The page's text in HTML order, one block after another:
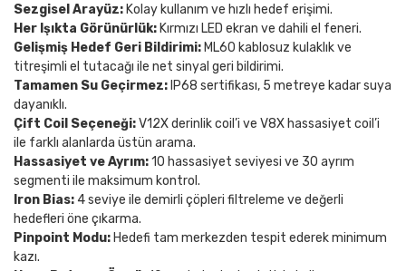
Sezgisel Arayüz: Kolay kullanım ve hızlı hedef erişimi.
Her Işıkta Görünürlük: Kırmızı LED ekran ve dahili el feneri.
Gelişmiş Hedef Geri Bildirimi: ML60 kablosuz kulaklık ve
titreşimli el tutacağı ile net sinyal geri bildirimi.
Tamamen Su Geçirmez: IP68 sertifikası, 5 metreye kadar suya
dayanıklı.
Çift Coil Seçeneği:V12X derinlik coil’i ve V8X hassasiyet coil’i
ile farklı alanlarda üstün arama.
Hassasiyet ve Ayrım:10 hassasiyet seviyesi ve 30 ayrım
segmenti ile maksimum kontrol.
Iron Bias: 4 seviye ile demirli çöpleri filtreleme ve değerli
hedefleri öne çıkarma.
Pinpoint Modu: Hedefi tam merkezden tespit ederek minimum
kazı.